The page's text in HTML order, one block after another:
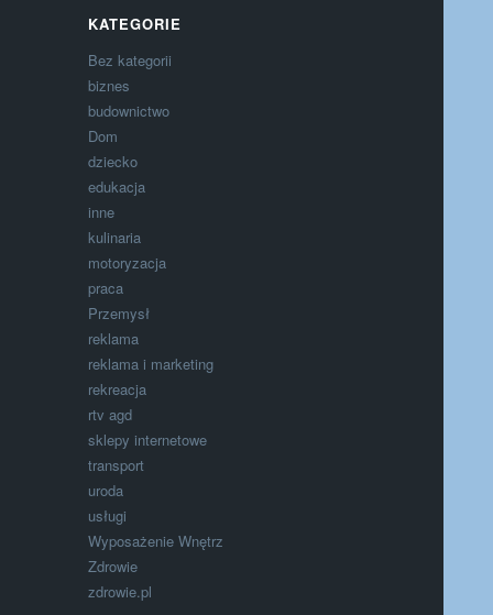
KATEGORIE
Bez kategorii
biznes
budownictwo
Dom
dziecko
edukacja
inne
kulinaria
motoryzacja
praca
Przemysł
reklama
reklama i marketing
rekreacja
rtv agd
sklepy internetowe
transport
uroda
usługi
Wyposażenie Wnętrz
Zdrowie
zdrowie.pl